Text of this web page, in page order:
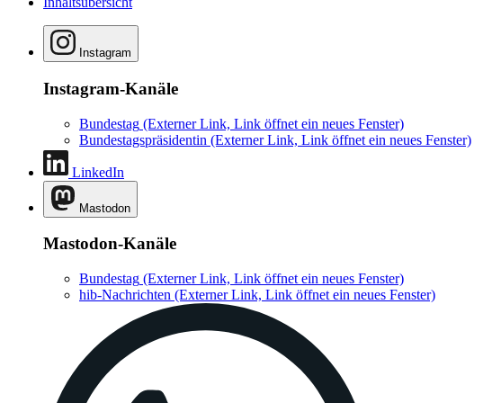
Instagram
Instagram-Kanäle
Bundestag (Externer Link, Link öffnet ein neues Fenster)
Bundestagspräsidentin (Externer Link, Link öffnet ein neues Fenster)
LinkedIn
Mastodon
Mastodon-Kanäle
Bundestag (Externer Link, Link öffnet ein neues Fenster)
hib-Nachrichten (Externer Link, Link öffnet ein neues Fenster)